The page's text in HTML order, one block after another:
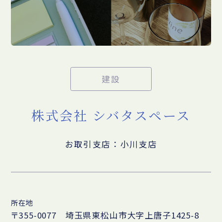
建設
株式会社 シバタスペース
お取引支店：小川支店
所在地
〒355-0077 埼玉県東松山市大字上唐子1425-8